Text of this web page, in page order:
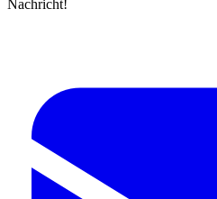
Nachricht!